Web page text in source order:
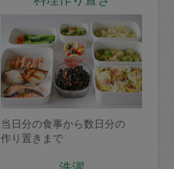
当日分の食事から数日分の
作り置きまで